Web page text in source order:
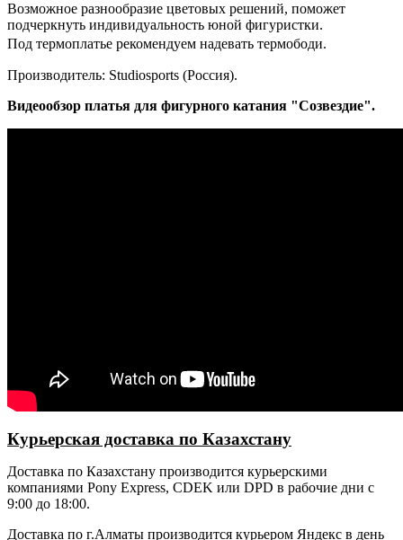
Возможное разнообразие цветовых решений, поможет
подчеркнуть индивидуальность юной фигуристки.
Под термоплатье рекомендуем надевать термободи.
Производитель: Studiosports (Россия).
Видеообзор платья для фигурного катания "Созвездие".
Курьерская доставка по Казахстану
Доставка по Казахстану производится курьерскими
компаниями Pony Express, CDEK или DPD в рабочие дни с
9:00 до 18:00.
Доставка по г.Алматы производится курьером Яндекс в день